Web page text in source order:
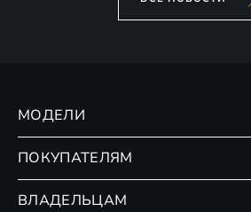
МОДЕЛИ
ПОКУПАТЕЛЯМ
ВЛАДЕЛЬЦАМ